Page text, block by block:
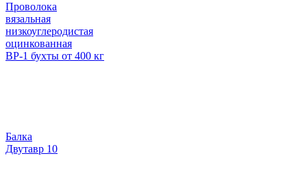
Проволока
вязальная
низкоуглеродистая
оцинкованная
ВР-1 бухты от 400 кг
Балка
Двутавр 10